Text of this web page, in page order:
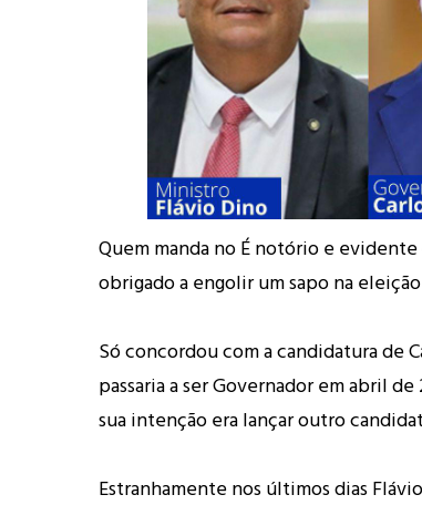
Quem manda no É notório e
obrigado a engolir um sapo na eleição
Só concordou com a candidatura de
passaria a ser Governador em abril
sua intenção era lançar outro
Estranhamente nos últimos dias